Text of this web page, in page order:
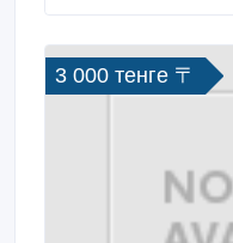
3 000 тенге 〒